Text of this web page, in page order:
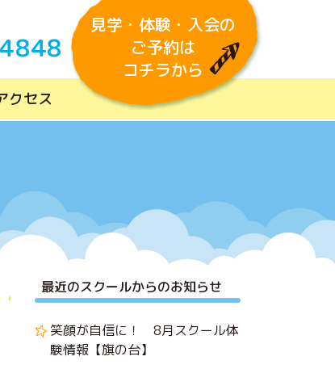
見学・体験・入会の
ご予約は
コチラから
クセス
最近のスクールからのお知らせ
笑顔が自信に！ 8月スクール体
験情報【旗の台】